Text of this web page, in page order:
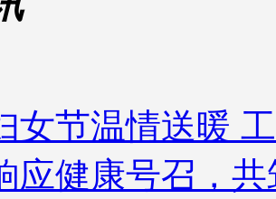
女节温情送暖
应健康号召，